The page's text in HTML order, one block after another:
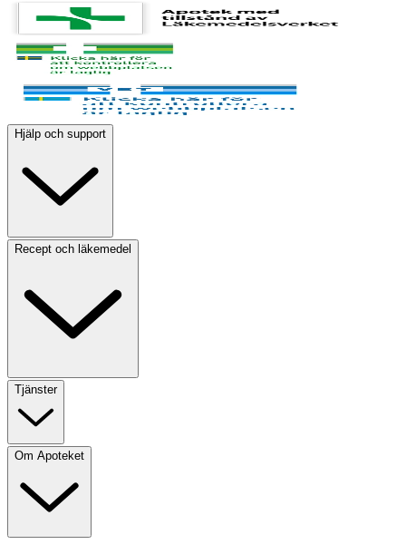
Hjälp och support
Recept och läkemedel
Tjänster
Om Apoteket